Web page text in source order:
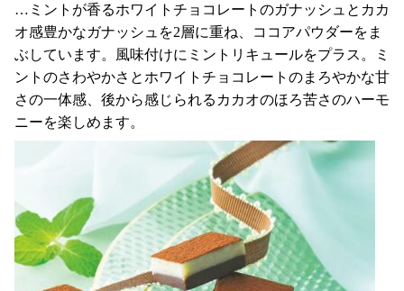
…ミントが香るホワイトチョコレートのガナッシュとカカ
オ感豊かなガナッシュを2層に重ね、ココアパウダーをま
ぶしています。風味付けにミントリキュールをプラス。ミ
ントのさわやかさとホワイトチョコレートのまろやかな甘
さの一体感、後から感じられるカカオのほろ苦さのハーモ
ニーを楽しめます。